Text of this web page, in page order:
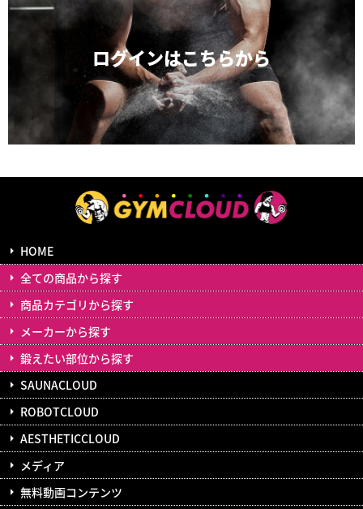
ログインはこちらから
HOME
全ての商品から探す
商品カテゴリから探す
メーカーから探す
鍛えたい部位から探す
SAUNACLOUD
ROBOTCLOUD
AESTHETICCLOUD
メディア
無料動画コンテンツ